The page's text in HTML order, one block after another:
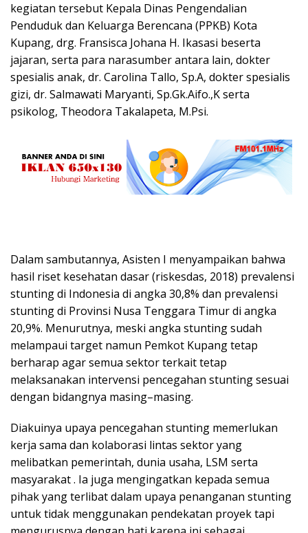
kegiatan tersebut Kepala Dinas Pengendalian
Penduduk dan Keluarga Berencana (PPKB) Kota
Kupang, drg. Fransisca Johana H. Ikasasi beserta
jajaran, serta para narasumber antara lain, dokter
spesialis anak, dr. Carolina Tallo, Sp.A, dokter spesialis
gizi, dr. Salmawati Maryanti, Sp.Gk.Aifo.,K serta
psikolog, Theodora Takalapeta, M.Psi.
Dalam sambutannya, Asisten I menyampaikan bahwa
hasil riset kesehatan dasar (riskesdas, 2018) prevalensi
stunting di Indonesia di angka 30,8% dan prevalensi
stunting di Provinsi Nusa Tenggara Timur di angka
20,9%. Menurutnya, meski angka stunting sudah
melampaui target namun Pemkot Kupang tetap
berharap agar semua sektor terkait tetap
melaksanakan intervensi pencegahan stunting sesuai
dengan bidangnya masing–masing.
Diakuinya upaya pencegahan stunting memerlukan
kerja sama dan kolaborasi lintas sektor yang
melibatkan pemerintah, dunia usaha, LSM serta
masyarakat . Ia juga mengingatkan kepada semua
pihak yang terlibat dalam upaya penanganan stunting
untuk tidak menggunakan pendekatan proyek tapi